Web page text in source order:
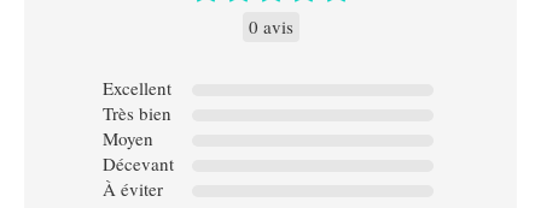
0 avis
Excellent
Très bien
Moyen
Décevant
À éviter